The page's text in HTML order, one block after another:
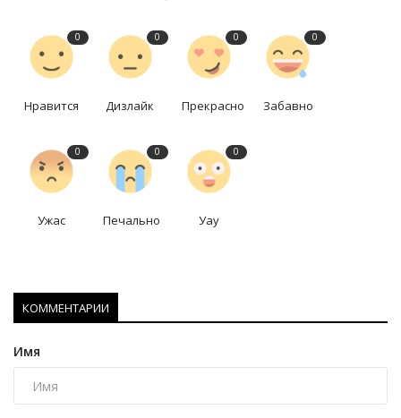
0
Нравится
0
Дизлайк
0
Прекрасно
0
Забавно
0
Ужас
0
Печально
0
Уау
КОММЕНТАРИИ
Имя